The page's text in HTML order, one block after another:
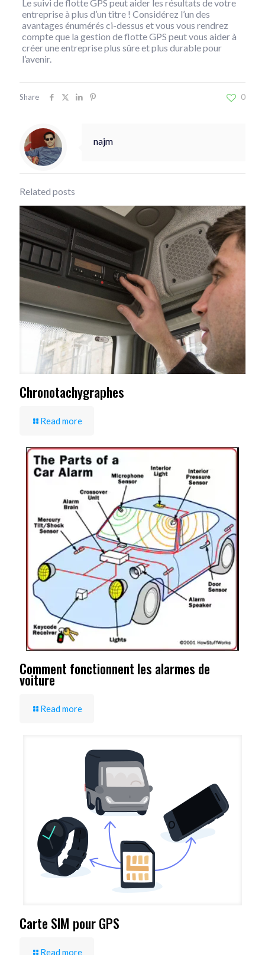
Le suivi de flotte GPS peut aider les résultats de votre
entreprise à plus d’un titre ! Considérez l’un des
avantages énumérés ci-dessus et vous vous rendrez
compte que la gestion de flotte GPS peut vous aider à
créer une entreprise plus sûre et plus durable pour
l’avenir.
Share 0
najm
Related posts
Chronotachygraphes
Read more
Comment fonctionnent les alarmes de
voiture
Read more
Carte SIM pour GPS
Read more